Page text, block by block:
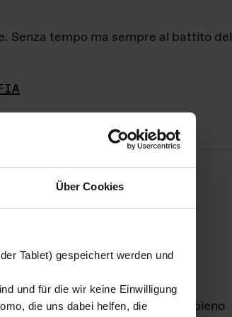
Über Cookies
Tablet) gespeichert werden und
und für die wir keine Einwilligung
die uns dabei helfen, die
Senza tempo ma sempre al battito del
LebenGmbH e rimangono in pieno